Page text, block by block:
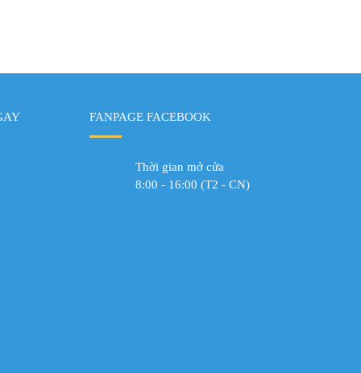
FANPAGE FACEBOOK
Thời gian mở cửa
8:00 - 16:00 (T2 - CN)